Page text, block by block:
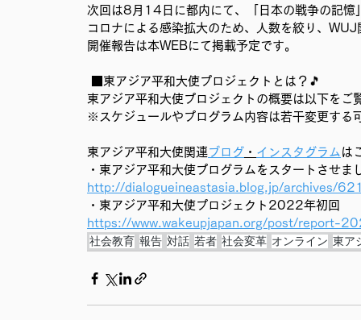
次回は8月14日に都内にて、「日本の戦争の記
コロナによる感染拡大のため、人数を絞り、
開催報告は本WEBにて掲載予定です。
■東アジア平和大使プロジェクトとは？🎵
東アジア平和大使プロジェクトの概要は以下をご
※スケジュールやプログラム内容は若干変更する
東アジア平和大使関連ブログ ・ インスタグラム は
・東アジア平和大使プログラムをスタートさせ
http://dialogueineastasia.blog.jp/archives/
・東アジア平和大使プロジェクト2022年初回
https://www.wakeupjapan.org/post/report-
社会教育 報告 対話 若者 社会変革 オンライン 東ア